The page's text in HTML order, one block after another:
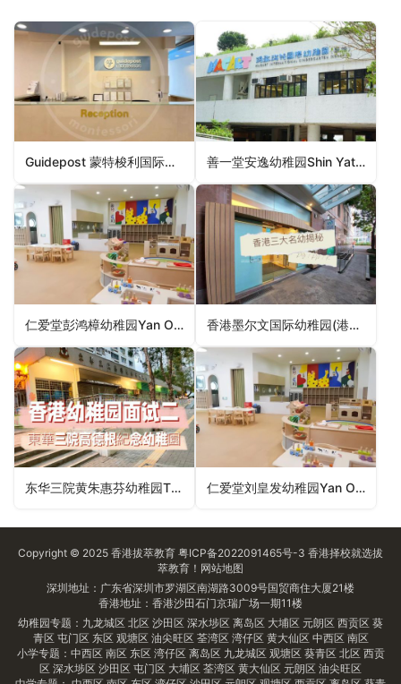
Guidepost 蒙特梭利国际幼稚园(薄扶林)Guidepost Montessori International Kindergarten (Pok Fu Lam)（南区幼稚园） 善一堂安逸幼稚园Shin Yat Tong On Yat Kindergarten（观塘区幼稚园）
仁爱堂彭鸿樟幼稚园Yan Oi Tong Pang Hung Cheung Kindergarten（葵青区幼稚园） 香港墨尔文国际幼稚园(港岛西)Malvern College Pre-School Hong Kong (Island West)（中西区幼稚园）
东华三院黄朱惠芬幼稚园TWGHs Wong Chu Wai Fun Kindergarten（元朗区幼稚园） 仁爱堂刘皇发幼稚园Yan Oi Tong Lau Wong Fat Kindergarten（屯门区幼稚园）
Copyright © 2025 香港拔萃教育 粤ICP备2022091465号-3 香港择校就选拔
萃教育！ 网站地图
深圳地址：广东省深圳市罗湖区南湖路3009号国贸商住大厦21楼
香港地址：香港沙田石门京瑞广场一期11楼
幼稚园专题： 九龙城区 北区 沙田区 深水埗区 离岛区 大埔区 元朗区 西贡区 葵
青区 屯门区 东区 观塘区 油尖旺区 荃湾区 湾仔区 黄大仙区 中西区 南区
小学专题： 中西区 南区 东区 湾仔区 离岛区 九龙城区 观塘区 葵青区 北区 西贡
区 深水埗区 沙田区 屯门区 大埔区 荃湾区 黄大仙区 元朗区 油尖旺区